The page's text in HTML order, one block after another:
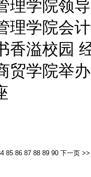
理学院领
理学院会
香溢校园
贸学院举
85 86 87 88 89 90 下一页 >>